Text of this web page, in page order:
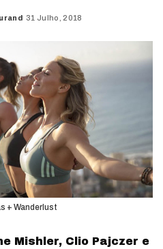
31 Julho, 2018
+ Wanderlust
Mishler, Clio Pajczer e